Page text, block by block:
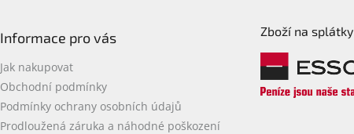
Informace pro vás
Jak nakupovat
Obchodní podmínky
Podmínky ochrany osobních údajů
Prodloužená záruka a náhodné poškození
Zboží na splátky